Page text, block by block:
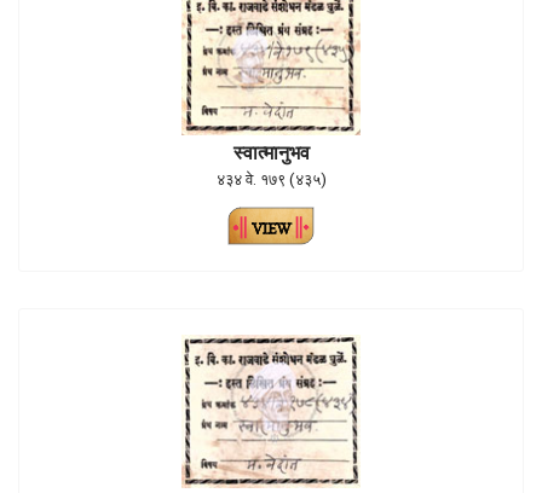
स्वात्मानुभव
४३४ वे. १७९ (४३५)